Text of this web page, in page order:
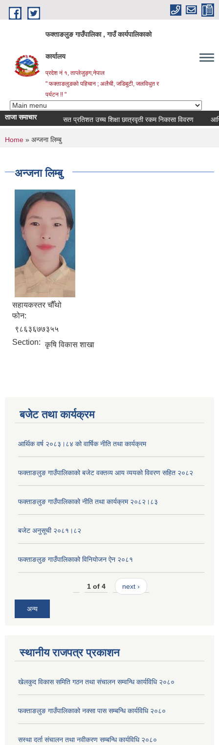
Skip to main content
फक्ताङलुङ गाउँपालिका , गाउँ कार्यपालिकाको
कार्यालय
प्रदेश नं १, ताप्लेजुङ्ग,नेपाल
" फक्ताङलुङको पहिचान ; अलैची, जडिबुटी, जलविधुत र
पर्यटन !! "
ताजा समाचार सत प्रतिशत उच्च शिक्षा छात्रवृती रकम निकासा विवरण आर्थिक
You are here
Home » अन्जना लिम्बु
अन्जना लिम्बु
सहायकस्तर चौँथो
फोन:
९८६३६७७३५५
Section: कृषि विकास शाखा
बजेट तथा कार्यक्रम
आर्थिक वर्ष २०८३।८४ को वार्षिक नीति तथा कार्यक्रम
फक्ताङलुङ गाउँपालिकाको बजेट वक्तव्य आय व्ययको विवरण सहित २०८२
फक्ताङलुङ गाउँपालिकाको नीति तथा कार्यक्रम २०८२।८३
बजेट अनुसूची २०८१।८२
फक्ताङलुङ गाउँपालिकाको विनियोजन ऐन २०८१
1 of 4 next ›
अन्य
स्थानीय राजपत्र प्रकाशन
खेलकुद विकास समिति गठन तथा संचालन सम्वन्धि कार्यविधि २०८०
फक्ताङलुङ गाउँपालिकाको नक्सा पास सम्बन्धि कार्यविधि २०८०
सस्था दर्ता संचालन तथा नवीकरण सम्बन्धि कार्यविधि २०८०